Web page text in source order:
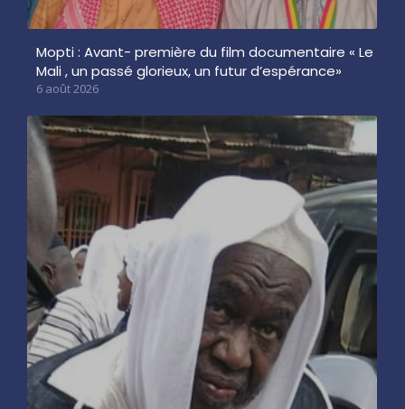
Mopti : Avant- première du film documentaire « Le
Mali , un passé glorieux, un futur d’espérance»
6 août 2026